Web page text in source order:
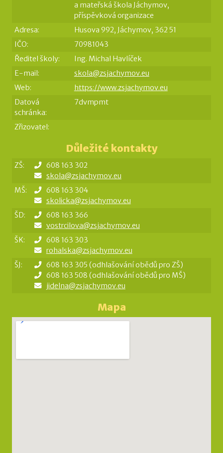
a mateřská škola Jáchymov,
příspěvková organizace
Adresa:
Husova 992, Jáchymov, 362 51
IČO:
70981043
Ředitel školy:
Ing. Michal Havlíček
E-mail:
skola@zsjachymov.eu
Web:
https://www.zsjachymov.eu
Datová
schránka:
7dvmpmt
Zřizovatel:
Důležité kontakty
ZŠ:
608 163 302
skola@zsjachymov.eu
MŠ:
608 163 304
skolicka@zsjachymov.eu
ŠD:
608 163 366
vostrcilova@zsjachymov.eu
ŠK:
608 163 303
rohalska@zsjachymov.eu
ŠJ:
608 163 305 (odhlašování obědů pro ZŠ)
608 163 508 (odhlašování obědů pro MŠ)
jidelna@zsjachymov.eu
Mapa